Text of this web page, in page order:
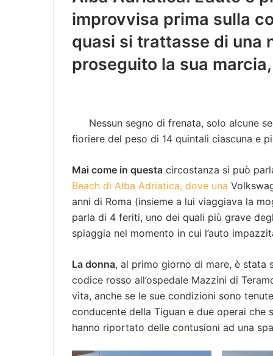
improvvisa prima sulla
quasi si trattasse di una
proseguito la sua
Nessun segno di frenata, solo alcune
fioriere del peso di 14 quintali ciascuna e
Mai come in questa circostanza si può
Beach di Alba Adriatica, dove una
anni di Roma (insieme a lui viaggiava la
parla di 4 feriti, uno dei quali più grave
spiaggia nel momento in cui l’auto
La donna, al primo giorno di mare, è stata
codice rosso all’ospedale Mazzini di
vita, anche se le sue condizioni sono
conducente della Tiguan e due operai
hanno riportato delle contusioni ad una